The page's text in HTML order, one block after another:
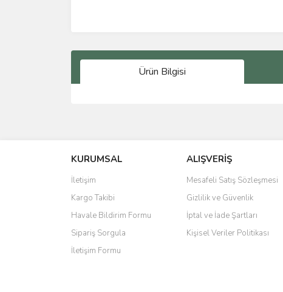
Ürün Bilgisi
Ürün resmi kalitesiz, bozuk veya görüntülenemiyor.
Ürün açıklamasında eksik bilgiler bulunuyor.
Ürün bilgilerinde hatalar bulunuyor.
Ürün fiyatı diğer sitelerden daha pahalı.
Bu ürüne benzer farklı alternatifler olmalı.
KURUMSAL
İletişim
Kargo Takibi
Havale Bildirim Formu
Sipariş Sorgula
İletişim Formu
ALIŞVERİŞ
Mesafeli Satış Sözleşmesi
Gizlilik ve Güvenlik
İptal ve İade Şartları
Kişisel Veriler Politikası